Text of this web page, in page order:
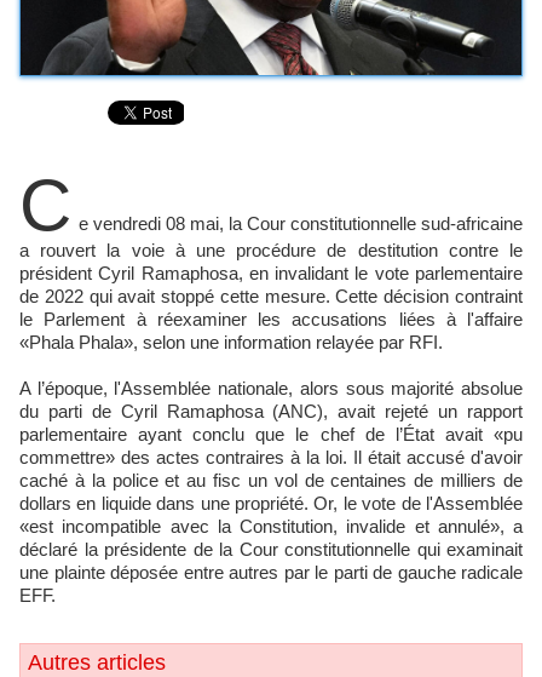
C e vendredi 08 mai, la Cour constitutionnelle sud-africaine
a rouvert la voie à une procédure de destitution contre le
président Cyril Ramaphosa, en invalidant le vote parlementaire
de 2022 qui avait stoppé cette mesure. Cette décision contraint
le Parlement à réexaminer les accusations liées à l'affaire
«Phala Phala», selon une information relayée par RFI.
A l’époque, l'Assemblée nationale, alors sous majorité absolue
du parti de Cyril Ramaphosa (ANC), avait rejeté un rapport
parlementaire ayant conclu que le chef de l’État avait «pu
commettre» des actes contraires à la loi. Il était accusé d'avoir
caché à la police et au fisc un vol de centaines de milliers de
dollars en liquide dans une propriété. Or, le vote de l'Assemblée
«est incompatible avec la Constitution, invalide et annulé», a
déclaré la présidente de la Cour constitutionnelle qui examinait
une plainte déposée entre autres par le parti de gauche radicale
EFF.
Autres articles